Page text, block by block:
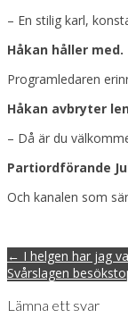
– En stilig karl,
Håkan håller med.
Programledaren
Håkan avbryter
– Då är du
Partiordförande
Och kanalen som
Post
navigation
← I helgen har jag
Svårslagen
Lämna ett svar